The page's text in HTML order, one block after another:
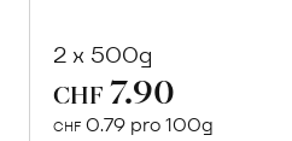
2 x 500g
CHF 7.90
CHF 0.79 pro 100g